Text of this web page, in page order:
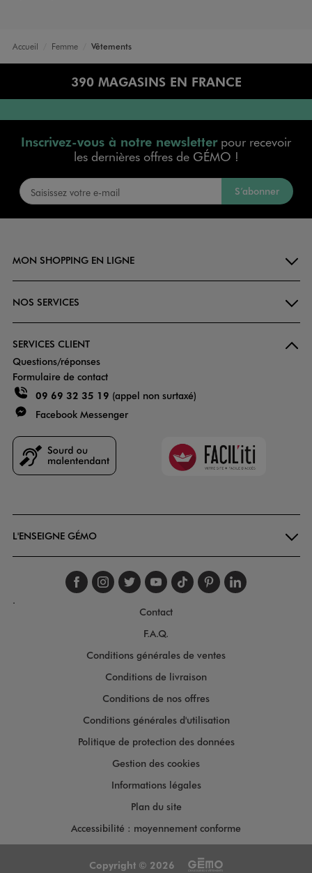
Accueil Femme Vêtements
390 MAGASINS EN FRANCE
Inscrivez-vous à notre newsletterpour recevoir
les dernières offres de GÉMO !
S’abonner
MON SHOPPING EN LIGNE
NOS SERVICES
SERVICES CLIENT
Questions/réponses
Formulaire de contact
09 69 32 35 19 (appel non surtaxé)
Facebook Messenger
Faciliti
L'ENSEIGNE GÉMO
Suivez-nous sur
Suivez-nous sur
Suivez-nous sur
Suivez-nous
Suivez-nous
Suivez-
.
Contact
F.A.Q.
Conditions générales de ventes
Conditions de livraison
Conditions de nos offres
Conditions générales d'utilisation
Politique de protection des données
Gestion des cookies
Informations légales
Plan du site
Accessibilité : moyennement conforme
Copyright © 2026